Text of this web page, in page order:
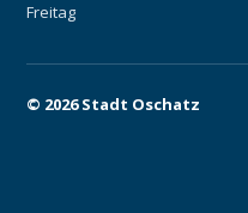
Freitag
© 2026Stadt Oschatz